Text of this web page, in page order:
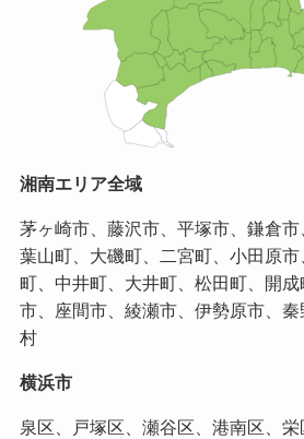
湘南エリア全域
茅ヶ崎市、藤沢市、平塚市、鎌倉市
葉山町、大磯町、二宮町、小田原
町、中井町、大井町、松田町、開
市、座間市、綾瀬市、伊勢原市、秦
村
横浜市
泉区、戸塚区、瀬谷区、港南区、